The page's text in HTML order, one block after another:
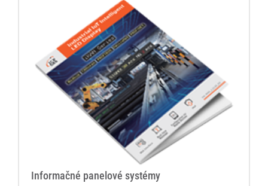
Informačné panelové systémy